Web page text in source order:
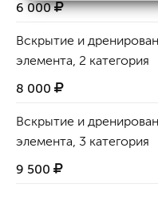
6 000
Вскрытие и
элемента, 2 категория
8 000
Вскрытие и
элемента, 3 категория
9 500